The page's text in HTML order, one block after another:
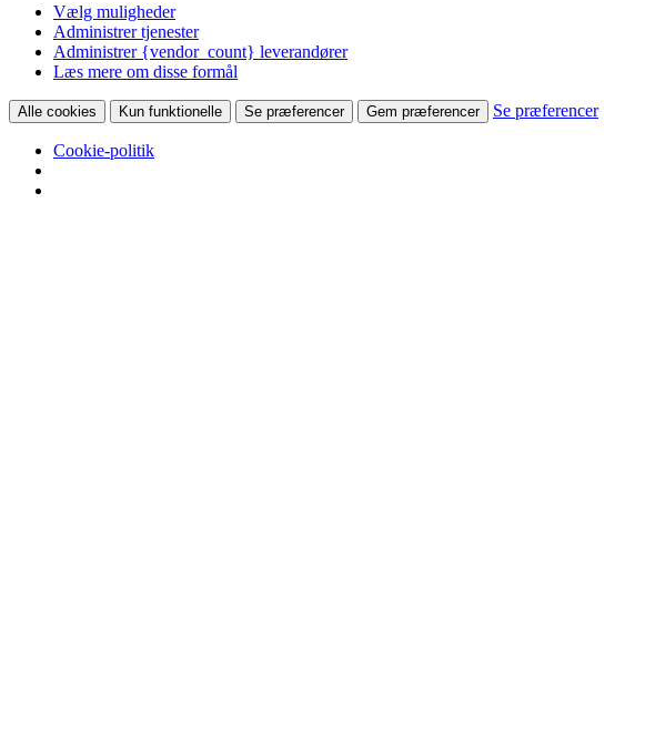
Vælg muligheder
Administrer tjenester
Administrer {vendor_count} leverandører
Læs mere om disse formål
Alle cookies Kun funktionelle Se præferencer Gem præferencer Se præferencer
Cookie-politik